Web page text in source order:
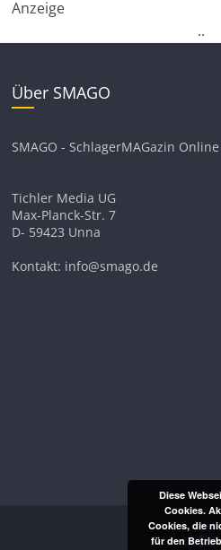
Anzeige
..
Über SMAGO
SMAGO - SchlagerMAGazin Online
Tichler Media UG
Max-Planck-Str. 7
D- 59423 Unna
Kontakt: info@smago.de
Diese
Cookies.
Cookies, die
für den